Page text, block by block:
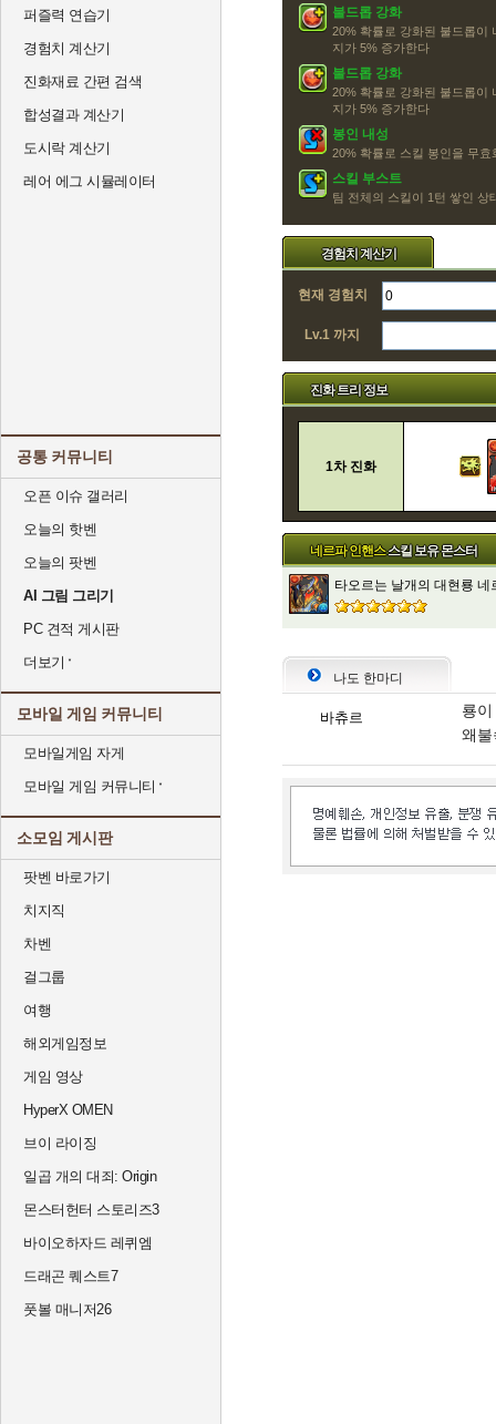
퍼즐력 연습기
경험치 계산기
진화재료 간편 검색
합성결과 계산기
도시락 계산기
레어 에그 시뮬레이터
공통 커뮤니티
오픈 이슈 갤러리
오늘의 핫벤
오늘의 팟벤
AI 그림 그리기
PC 견적 게시판
더보기
모바일 게임 커뮤니티
모바일게임 자게
모바일 게임 커뮤니티
소모임 게시판
팟벤 바로가기
치지직
차벤
걸그룹
여행
해외게임정보
게임 영상
HyperX OMEN
브이 라이징
일곱 개의 대죄: Origin
몬스터헌터 스토리즈3
바이오하자드 레퀴엠
드래곤 퀘스트7
풋볼 매니저26
불드롭 강화
20% 확률로 강화된 불드롭이
지가 5% 증가한다
불드롭 강화
20% 확률로 강화된 불드롭이
지가 5% 증가한다
봉인 내성
20% 확률로 스킬 봉인을 무효
스킬 부스트
팀 전체의 스킬이 1턴 쌓인 상
경험치 계산기
현재 경험치
Lv.1 까지
진화 트리 정보
1차 진화
네르파 인핸스스킬 보유 몬스터
타오르는 날개의 대현룡 네
나도 한마디
바츄르
룡
왜불